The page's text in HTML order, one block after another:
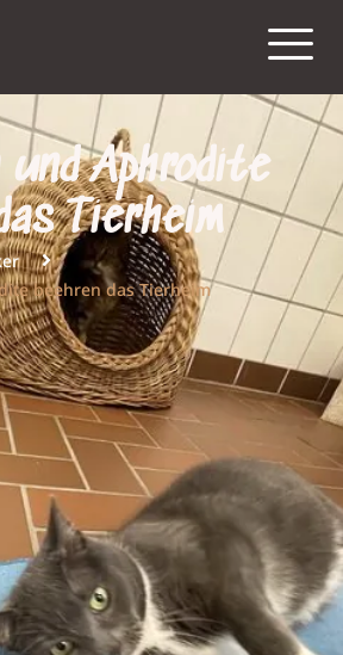
und Aphrodite
Tierheim
beehren das Tierheim